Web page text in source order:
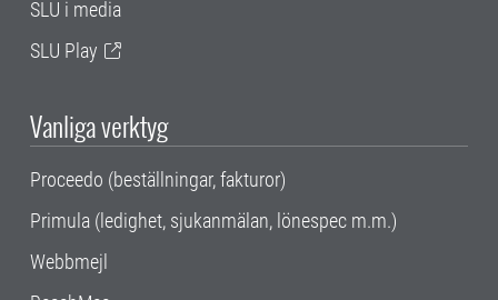
SLU i media
SLU Play
Vanliga verktyg
Proceedo (beställningar, fakturor)
Primula (ledighet, sjukanmälan, lönespec m.m.)
Webbmejl